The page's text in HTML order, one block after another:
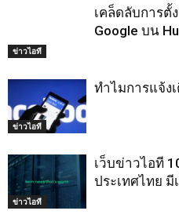
ข่าวไอที
เคล็ดลับการตั้
Google บน
ข่าวไอที
ทำไมการแจ้ง
ข่าวไอที
เว็บข่าวไอที
ประเทศไทย มี